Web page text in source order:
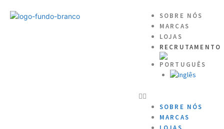
SOBRE NÓS
MARCAS
LOJAS
RECRUTAMENTO
SOBRE NÓS
MARCAS